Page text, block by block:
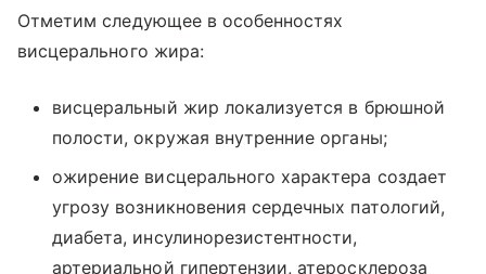
Отметим следующее в особенностях
висцерального жира:
висцеральный жир локализуется в брюшной
полости, окружая внутренние органы;
ожирение висцерального характера создает
угрозу возникновения сердечных патологий,
диабета, инсулинорезистентности,
артериальной гипертензии, атеросклероза